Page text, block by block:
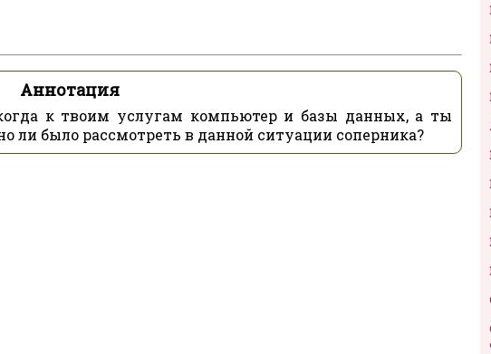
Аннотация
к твоим услугам компьютер и базы данных, а ты
ли было рассмотреть в данной ситуации соперника?